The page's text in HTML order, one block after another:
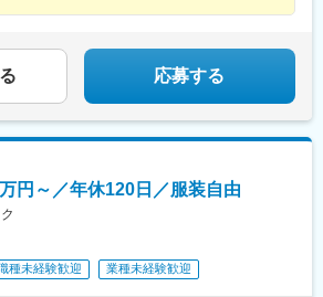
応募する
円～／年休120日／服装自由
種未経験歓迎 業種未経験歓迎